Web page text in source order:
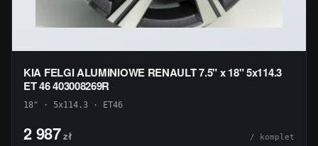
KIA FELGI ALUMINIOWE RENAULT 7.5" x 18" 5x114.3
ET 46 403008269R
18" · 5x114.3 · ET46
2 987zł / komplet